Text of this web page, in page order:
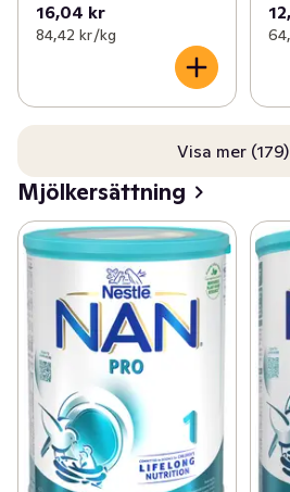
16,04 kr
84,42 kr /kg
Visa mer (179)
Mjölkersättning